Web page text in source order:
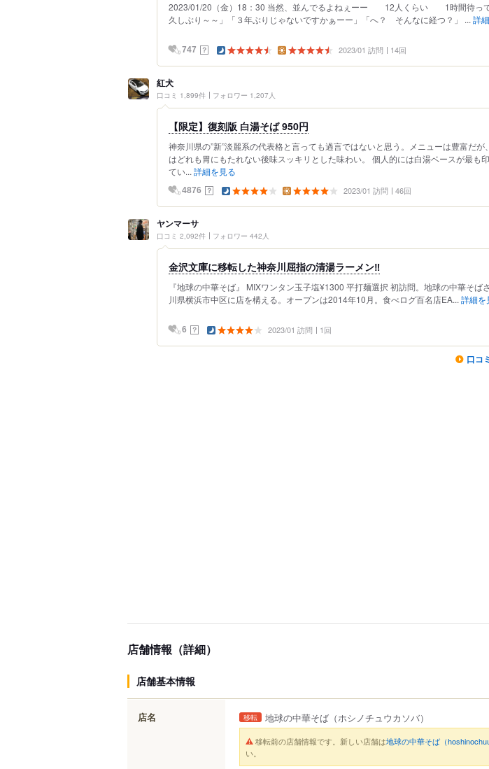
2023/01/20（金）18：30 当然、並んでるよねぇーー 12人くらい 1時間待っ
久しぶり～～」「３年ぶりじゃないですかぁーー」「へ？ そんなに経つ？」 ... 詳
747 ？ 2023/01 訪問 14回
紅犬
口コミ 1,899件 フォロワー 1,207人
【限定】復刻版 白湯そば 950円
神奈川県の”新”淡麗系の代表格と言っても過言ではないと思う。メニューは豊富だが
はどれも胃にもたれない後味スッキリとした味わい。 個人的には白湯ベースが最も
てい... 詳細を見る
4876 ？ 2023/01 訪問 46回
ヤンマーサ
口コミ 2,092件 フォロワー 442人
金沢文庫に移転した神奈川屈指の清湯ラーメン‼︎
『地球の中華そば』 MIXワンタン玉子塩¥1300 平打麺選択 初訪問。地球の中華そば
川県横浜市中区に店を構える。オープンは2014年10月。食べログ百名店EA... 詳細を
6 ？ 2023/01 訪問 1回
口コミ
店舗情報（詳細）
店舗基本情報
店名 移転 地球の中華そば （ホシノチュウカソバ）
移転前の店舗情報です。新しい店舗は地球の中華そば（
い。